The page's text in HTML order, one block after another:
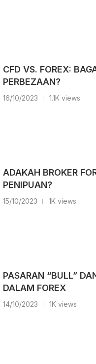
CFD VS. FOREX:
PERBEZAAN?
16/10/2023 1.1K views
ADAKAH BROKER
PENIPUAN?
15/10/2023 1K views
PASARAN “BULL”
DALAM FOREX
14/10/2023 1K views